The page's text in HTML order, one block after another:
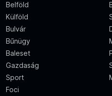
Belföld
Külföld
Bulvár
Bűnügy
Baleset
Gazdaság
Sport
Foci